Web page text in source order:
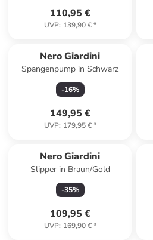
110,95 €
UVP: 139,90 €*
Nero Giardini
Spangenpump in Schwarz
-16%
149,95 €
UVP: 179,95 €*
Nero Giardini
Slipper in Braun/Gold
-35%
109,95 €
UVP: 169,90 €*